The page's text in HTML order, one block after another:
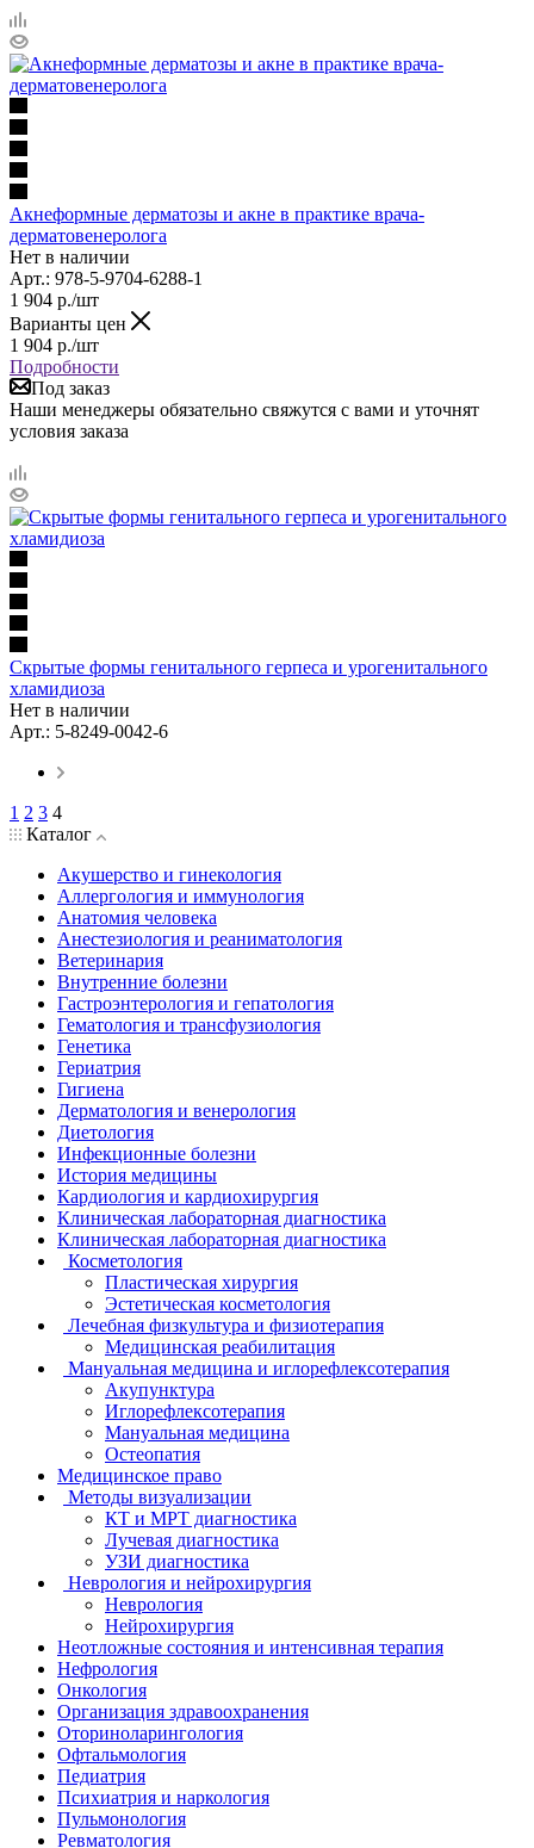
Акнеформные дерматозы и акне в практике врача-
дерматовенеролога
Нет в наличии
Арт.: 978-5-9704-6288-1
1 904 р./шт
Варианты цен
1 904 р./шт
Подробности
Под заказ
Наши менеджеры обязательно свяжутся с вами и уточнят
условия заказа
Скрытые формы генитального герпеса и урогенитального
хламидиоза
Нет в наличии
Арт.: 5-8249-0042-6
1 2 3 4
Каталог
Акушерство и гинекология
Аллергология и иммунология
Анатомия человека
Анестезиология и реаниматология
Ветеринария
Внутренние болезни
Гастроэнтерология и гепатология
Гематология и трансфузиология
Генетика
Гериатрия
Гигиена
Дерматология и венерология
Диетология
Инфекционные болезни
История медицины
Кардиология и кардиохирургия
Клиническая лабораторная диагностика
Клиническая лабораторная диагностика
Косметология
Пластическая хирургия
Эстетическая косметология
Лечебная физкультура и физиотерапия
Медицинская реабилитация
Мануальная медицина и иглорефлексотерапия
Акупунктура
Иглорефлексотерапия
Мануальная медицина
Остеопатия
Медицинское право
Методы визуализации
КТ и МРТ диагностика
Лучевая диагностика
УЗИ диагностика
Неврология и нейрохирургия
Неврология
Нейрохирургия
Неотложные состояния и интенсивная терапия
Нефрология
Онкология
Организация здравоохранения
Оториноларингология
Офтальмология
Педиатрия
Психиатрия и наркология
Пульмонология
Ревматология